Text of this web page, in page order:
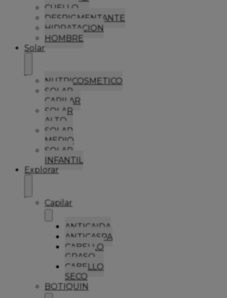
CUELLO
DESPIGMENTANTE
HIDRATACION
HOMBRE
Solar
NUTRICOSMETICO
SOLAR
CAPILAR
SOLAR
ALTO
SOLAR
MEDIO
SOLAR
INFANTIL
Explorar
Capilar
ANTICAIDA
ANTICASPA
CABELLO
GRASO
CABELLO
SECO
BOTIQUIN